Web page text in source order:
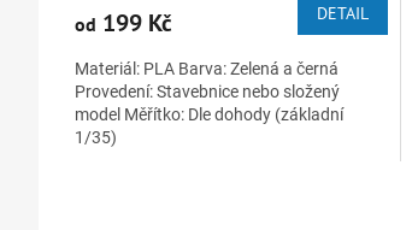
od 199 Kč DETAIL
Materiál: PLA Barva: Zelená a černá
Provedení: Stavebnice nebo složený
model Měřítko: Dle dohody (základní
1/35)